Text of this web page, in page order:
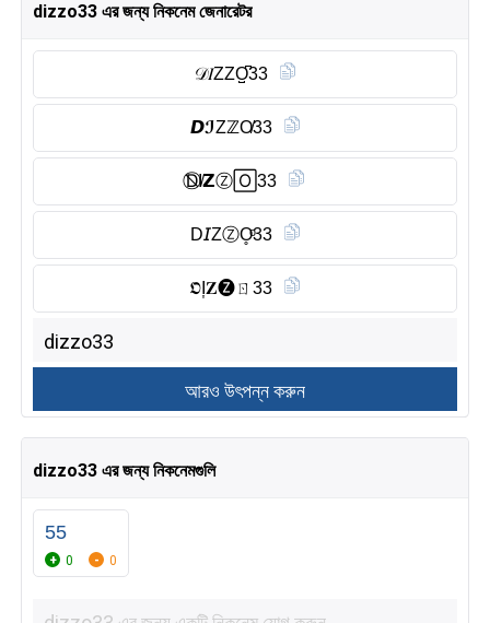
dizzo33 এর জন্য নিকনেম জেনারেটর
𝒟𝐼ZZO̺͆33
𝘿ℐZℤO̸33
D⃠I̸𝗭Ⓩ︎🄾33
D𝘐ZⓏ︎O̥ͦ33
𝕺I͎𝐙🅩ㄖ33
dizzo33 এর জন্য নিকনেমগুলি
55
0 0